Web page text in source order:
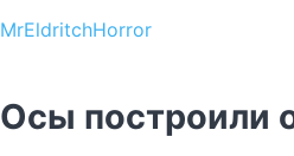
MrEldritchHorror
Осы построили